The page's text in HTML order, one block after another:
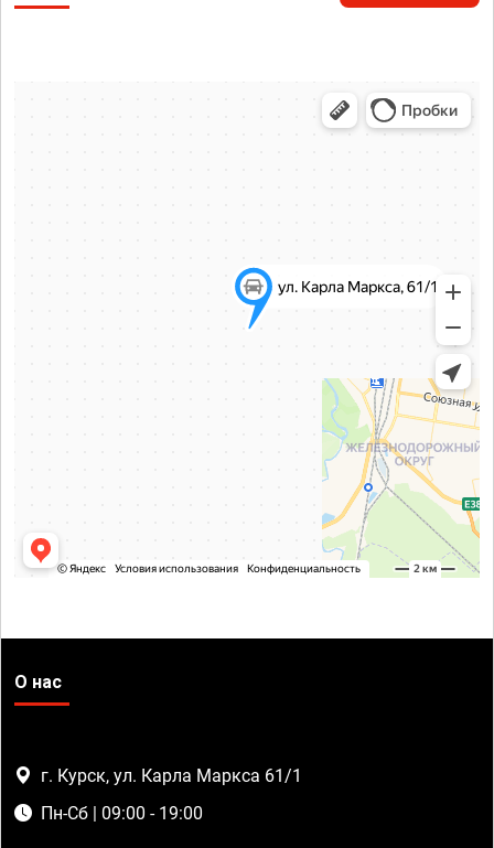
О нас
г. Курск, ул. Карла Маркса 61/1
Пн-Сб | 09:00 - 19:00